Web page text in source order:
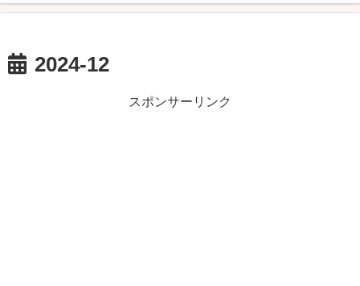
2024-12
スポンサーリンク